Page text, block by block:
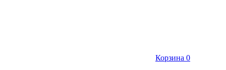
Корзина 0